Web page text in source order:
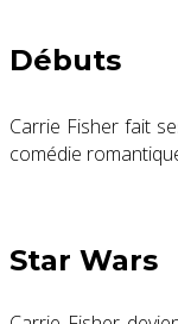
Débuts
Carrie Fisher fait
comédie
Star Wars